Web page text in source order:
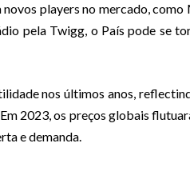
players no mercado, como
pela Twigg, o País pode se
nos últimos anos,
2023, os preços globais
e demanda.